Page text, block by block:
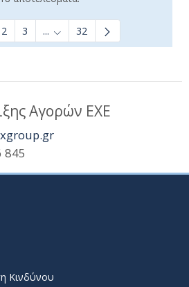
2 3 ... Ενδιάμεσες σελίδες Use
32
Αγορών ΕΧΕ
845
Κινδύνου